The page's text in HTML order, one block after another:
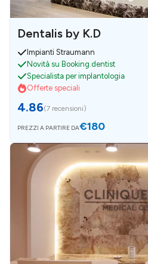
Dentalis by K.D
Impianti Straumann
Novità su Booking.dentist
Specialista per implantologia
Offerte speciali
4.86(7 recensioni)
PREZZI A PARTIRE DA€180